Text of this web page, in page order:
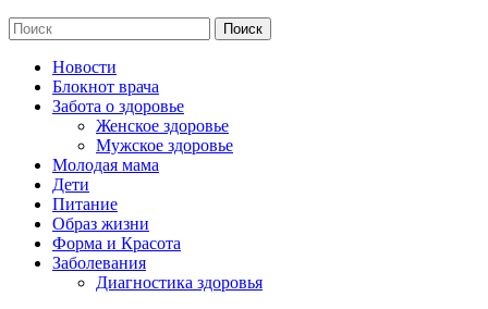
Новости
Блокнот врача
Забота о здоровье
Женское здоровье
Мужское здоровье
Молодая мама
Дети
Питание
Образ жизни
Форма и Красота
Заболевания
Диагностика здоровья